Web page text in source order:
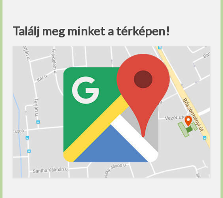
Találj meg minket a térképen!